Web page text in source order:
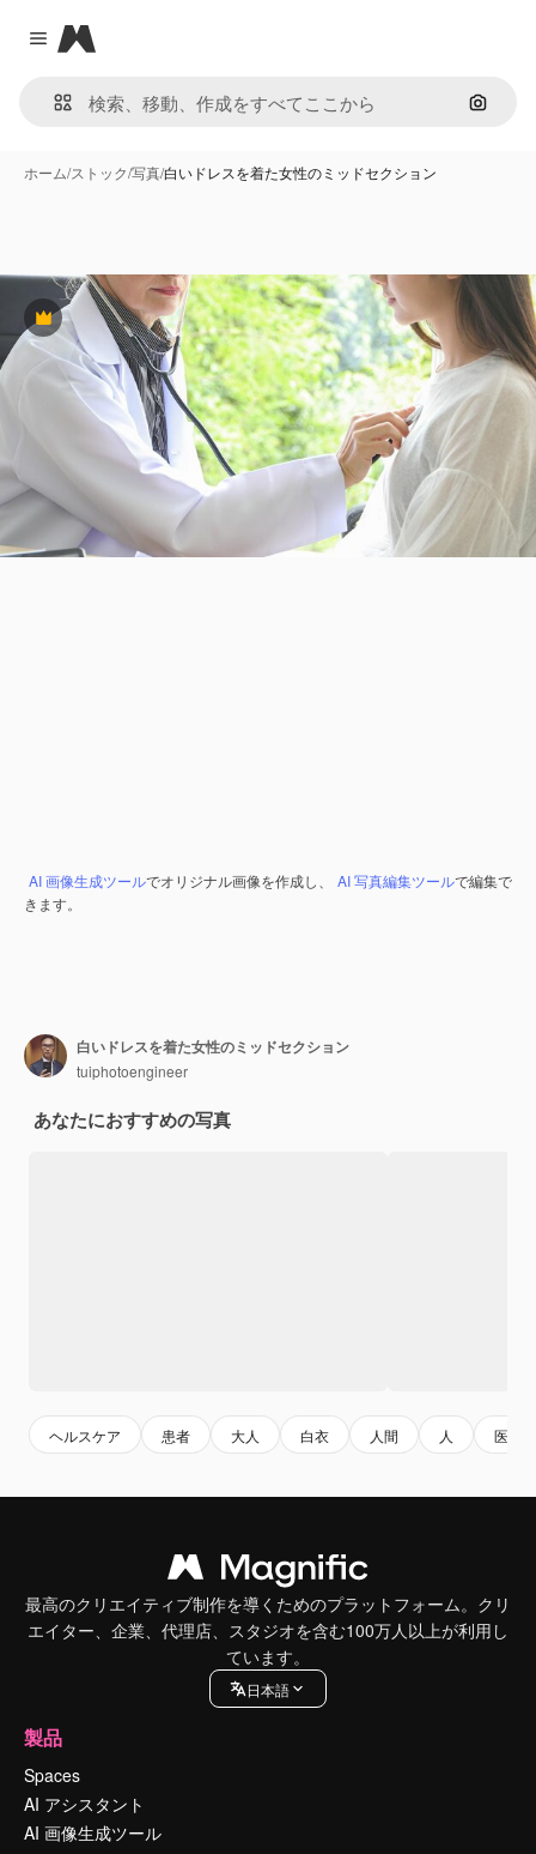
Close menu
Magnific
画像で
ホーム/ストック/写真/白いドレスを着た女性のミッドセクション
Premium
AI 画像生成ツールでオリジナル画像を作成し、 AI 写真編集ツールで編集で
きます。
白いドレスを着た女性のミッドセクション
tuiphotoengineer
あなたにおすすめの写真
ヘルスケア 患者 大人 白衣 人間 人 医師
最高のクリエイティブ制作を導くためのプラットフォーム。クリ
エイター、企業、代理店、スタジオを含む100万人以上が利用し
ています。
日本語
製品
Spaces
AI アシスタント
AI 画像生成ツール